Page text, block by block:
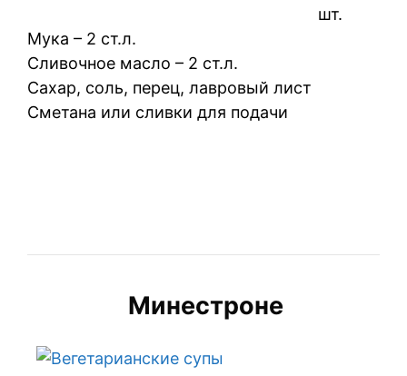
шт.
Мука – 2 ст.л.
Сливочное масло – 2 ст.л.
Сахар, соль, перец, лавровый лист
Сметана или сливки для подачи
Минестроне